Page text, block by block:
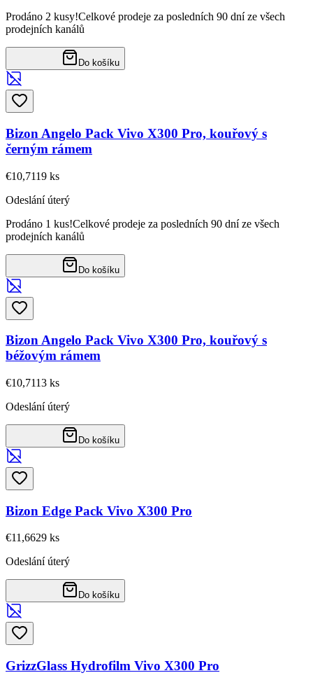
Prodáno 2 kusy!Celkové prodeje za posledních 90 dní ze všech
prodejních kanálů
Do košíku
Bizon Angelo Pack Vivo X300 Pro, kouřový s
černým rámem
€10,7119 ks
Odeslání úterý
Prodáno 1 kus!Celkové prodeje za posledních 90 dní ze všech
prodejních kanálů
Do košíku
Bizon Angelo Pack Vivo X300 Pro, kouřový s
béžovým rámem
€10,7113 ks
Odeslání úterý
Do košíku
Bizon Edge Pack Vivo X300 Pro
€11,6629 ks
Odeslání úterý
Do košíku
GrizzGlass Hydrofilm Vivo X300 Pro